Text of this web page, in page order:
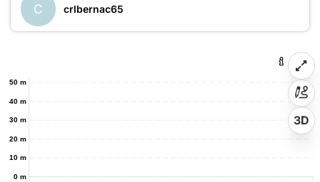
C crlbernac65
0 m
10 m
20 m
30 m
40 m
50 m
3D